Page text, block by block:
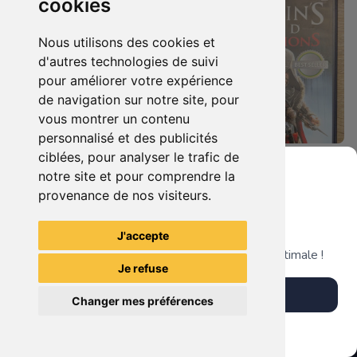
cookies
Nous utilisons des cookies et
d'autres technologies de suivi
pour améliorer votre expérience
de navigation sur notre site, pour
vous montrer un contenu
personnalisé et des publicités
ciblées, pour analyser le trafic de
notre site et pour comprendre la
provenance de nos visiteurs.
J'accepte
Je refuse
Changer mes préférences
7.90 € 0
Duo : The Elder Scrolls Iv - Oblivion + Bioshock Xbox 360
4.90 €
TheGamingR83
Grenier du Geek
Télécharge notre app pour une expérience optimale !
Télécharger l'app